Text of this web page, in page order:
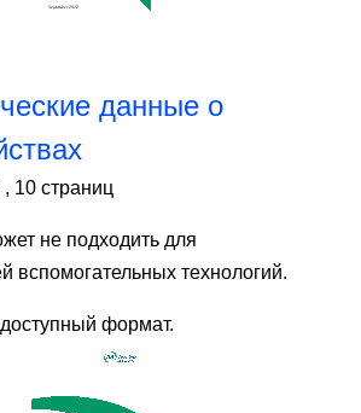
данные о
, 10 страниц
не подходить для
вспомогательных технологий.
формат.